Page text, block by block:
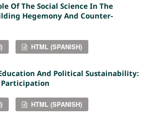
Of The Social Science In The
Hegemony And Counter-
HTML (SPANISH)
And Political Sustainability:
Participation
HTML (SPANISH)